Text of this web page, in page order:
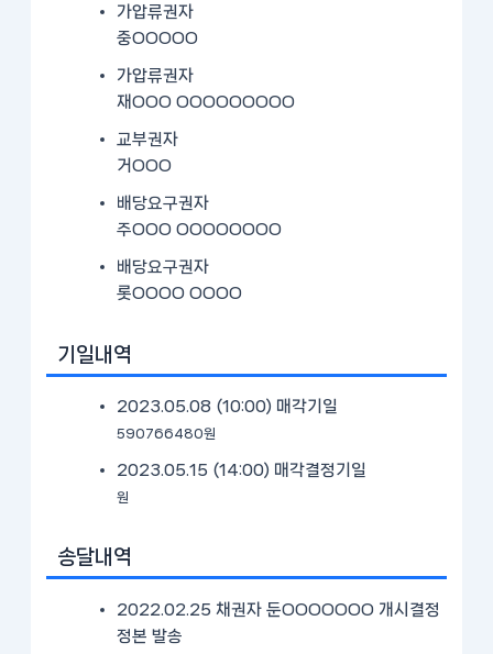
가압류권자
중OOOOO
가압류권자
재OOO OOOOOOOOO
교부권자
거OOO
배당요구권자
주OOO OOOOOOOO
배당요구권자
롯OOOO OOOO
기일내역
2023.05.08 (10:00) 매각기일
590766480원
2023.05.15 (14:00) 매각결정기일
원
송달내역
2022.02.25 채권자 둔OOOOOOO 개시결정
정본 발송